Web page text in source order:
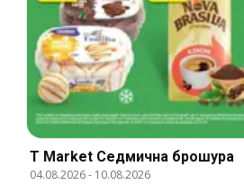
T Market Cедмична брошура
04.08.2026- 10.08.2026